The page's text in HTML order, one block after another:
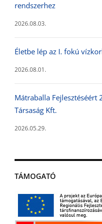
rendszerhez
2026.08.03.
Életbe lép az I. fokú
2026.08.01.
Mátraballa Fejlesztéséért
Társaság Kft.
2026.05.29.
TÁMOGATÓ